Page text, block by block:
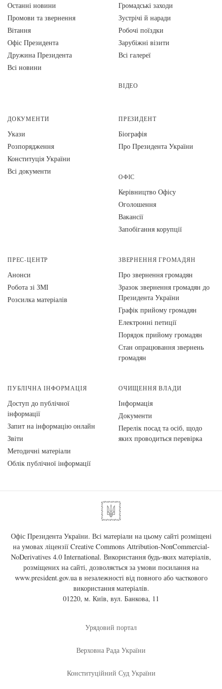
Останні новини
Промови та звернення
Вiтання
Офіс Президента
Дружина Президента
Всі новини
Громадські заходи
Зустрічі й наради
Робочі поїздки
Зарубіжні візити
Всі галереї
ВІДЕО
ДОКУМЕНТИ
Укази
Розпорядження
Конституція України
Всі документи
ПРЕЗИДЕНТ
Біографія
Про Президента України
ОФІС
Керівництво Офісу
Оголошення
Вакансії
Запобігання корупції
ПРЕС-ЦЕНТР
Анонси
Робота зі ЗМІ
Розсилка матеріалів
ЗВЕРНЕННЯ ГРОМАДЯН
Про звернення громадян
Зразок звернення громадян до
Президента України
Графік прийому громадян
Електронні петиції
Порядок прийому громадян
Стан опрацювання звернень
громадян
ПУБЛІЧНА ІНФОРМАЦІЯ
Доступ до публічної
інформації
Запит на інформацію онлайн
Звіти
Методичні матеріали
Облік публічної інформації
ОЧИЩЕННЯ ВЛАДИ
Інформація
Документи
Перелік посад та осіб, щодо
яких проводиться перевірка
Офіс Президента України. Всі матеріали на цьому сайті розміщені
на умовах ліцензії Creative Commons Attribution-NonCommercial-
NoDerivatives 4.0 International. Використання будь-яких матеріалів,
розміщених на сайті, дозволяється за умови посилання на
www.president.gov.uaв незалежності від повного або часткового
використання матеріалів.
01220, м. Київ, вул. Банкова, 11
Урядовий портал
Верховна Рада України
Конституційний Суд України